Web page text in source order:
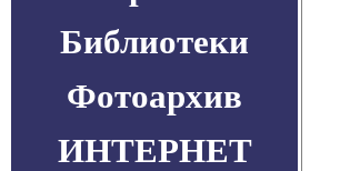
Библиотеки
Фотоархив
ИНТЕРНЕТ